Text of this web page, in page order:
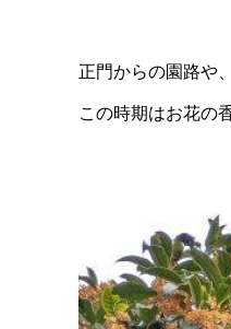
正門からの園路や
この時期はお花の